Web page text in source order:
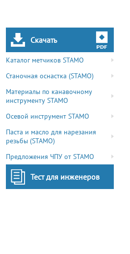
Скачать
Каталог метчиков STAMO
Станочная оснастка (STAMO)
Материалы по канавочному
инструменту STAMO
Осевой инструмент STAMO
Паста и масло для нарезания
резьбы (STAMO)
Предложения ЧПУ от STAMO
Тест для инженеров